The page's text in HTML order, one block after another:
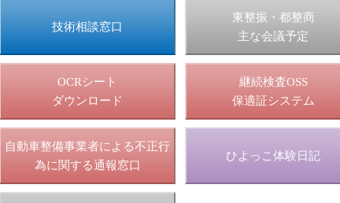
技術相談窓口
東整振・都整商
主な会議予定
OCRシート
ダウンロード
継続検査OSS
保適証システム
自動車整備事業者による不正行
為に関する通報窓口
ひよっこ体験日記